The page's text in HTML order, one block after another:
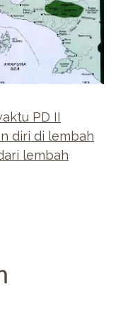
PD II
diri di lembah
lembah